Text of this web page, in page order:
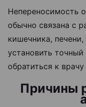
Непереносимость
обычно связана с
кишечника,
установить
обратиться к
Причины